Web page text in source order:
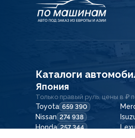
Каталоги
Япония
Только правый руль, цены в ₽
Toyota 659 390
Nissan 274 938
Honda 257 344